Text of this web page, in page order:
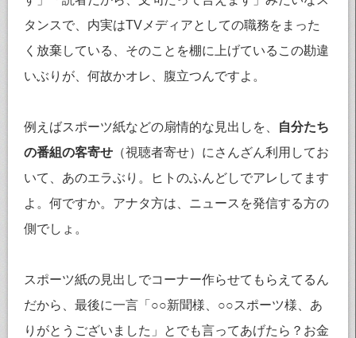
タンスで、内実はTVメディアとしての職務をまった
く放棄している、そのことを棚に上げているこの勘違
いぶりが、何故かオレ、腹立つんですよ。
例えばスポーツ紙などの扇情的な見出しを、
自分たち
の番組の客寄せ （視聴者寄せ）にさんざん利用してお
いて、あのエラぶり。ヒトのふんどしでアレしてます
よ。何ですか。アナタ方は、ニュースを発信する方の
側でしょ。
スポーツ紙の見出しでコーナー作らせてもらえてるん
だから、最後に一言「○○新聞様、○○スポーツ様、あ
りがとうございました」とでも言ってあげたら？お金